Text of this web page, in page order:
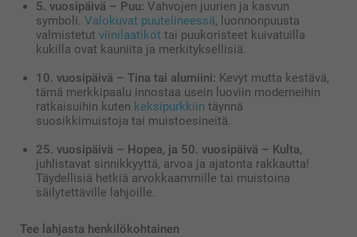
5. vuosipäivä – Puu: Vahvojen juurien ja kasvun
symboli. Valokuvat puutelineessä, luonnonpuusta
valmistetut viinilaatikot tai puukoristeet kuivatuilla
kukilla ovat kauniita ja merkityksellisiä.
10. vuosipäivä – Tina tai alumiini: Kevyt mutta kestävä,
tämä merkkipaalu innostaa usein luoviin moderneihin
ratkaisuihin kuten keksipurkkiin täynnä
suosikkimuistoja tai muistoesineitä.
25. vuosipäivä – Hopea, ja 50. vuosipäivä – Kulta,
juhlistavat sinnikkyyttä, arvoa ja ajatonta rakkautta!
Täydellisiä hetkiä arvokkaammille tai muistoina
säilytettäville lahjoille.
Tee lahjasta henkilökohtainen